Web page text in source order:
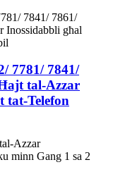
7781/ 7841/
tal-Azzar
tat-Telefon